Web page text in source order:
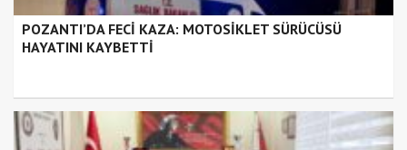
POZANTI’DA FECİ KAZA: MOTOSİKLET SÜRÜCÜSÜ
HAYATINI KAYBETTİ